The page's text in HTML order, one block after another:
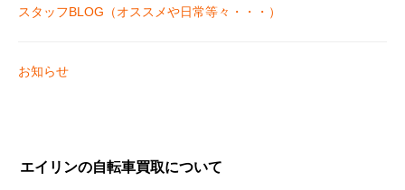
スタッフBLOG（オススメや日常等々・・・）
お知らせ
エイリンの自転車買取について